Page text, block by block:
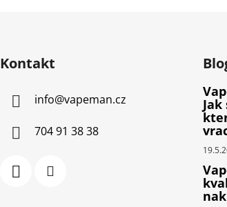
Kontakt
info@vapeman.cz
704 91 38 38